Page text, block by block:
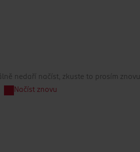
nedaří načíst, zkuste to prosím znovu.
Načíst znovu